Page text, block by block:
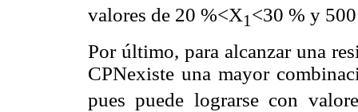
valores de 20 %<X1 <30 % y
Por último, para alcanzar una
CPNexiste una mayor
pues puede lograrse con